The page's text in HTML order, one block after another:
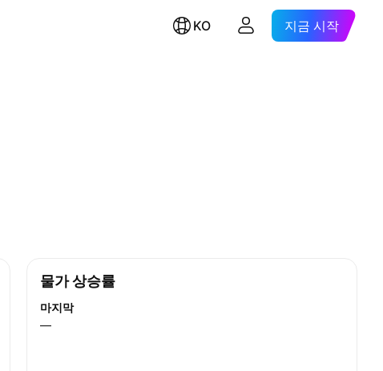
KO 지금 시작
물가 상승률
마지막
—